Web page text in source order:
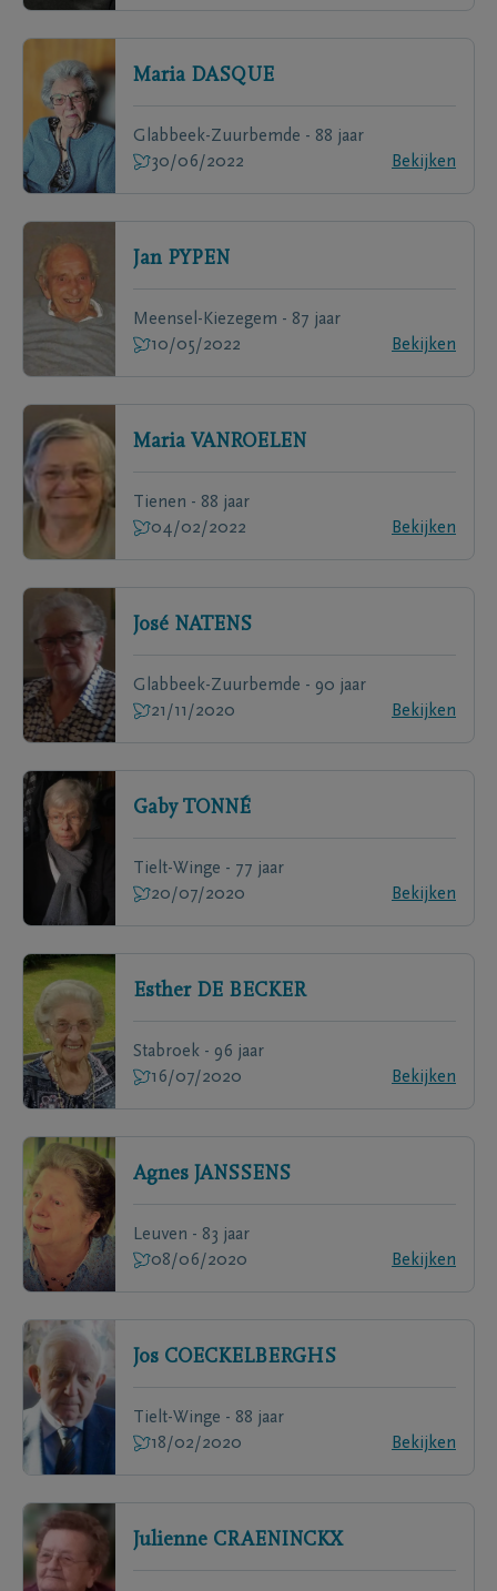
Maria DASQUE
Glabbeek-Zuurbemde - 88 jaar
30/06/2022
Bekijken
Jan PYPEN
Meensel-Kiezegem - 87 jaar
10/05/2022
Bekijken
Maria VANROELEN
Tienen - 88 jaar
04/02/2022
Bekijken
José NATENS
Glabbeek-Zuurbemde - 90 jaar
21/11/2020
Bekijken
Gaby TONNÉ
Tielt-Winge - 77 jaar
20/07/2020
Bekijken
Esther DE BECKER
Stabroek - 96 jaar
16/07/2020
Bekijken
Agnes JANSSENS
Leuven - 83 jaar
08/06/2020
Bekijken
Jos COECKELBERGHS
Tielt-Winge - 88 jaar
18/02/2020
Bekijken
Julienne CRAENINCKX